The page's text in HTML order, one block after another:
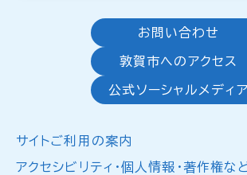
お問い合わせ
敦賀市へのアクセス
公式ソーシャルメディア
サイトご利用の案内
アクセシビリティ・個人情報・著作権な